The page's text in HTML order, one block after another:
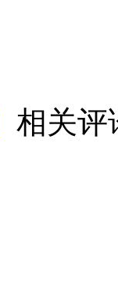
相关评